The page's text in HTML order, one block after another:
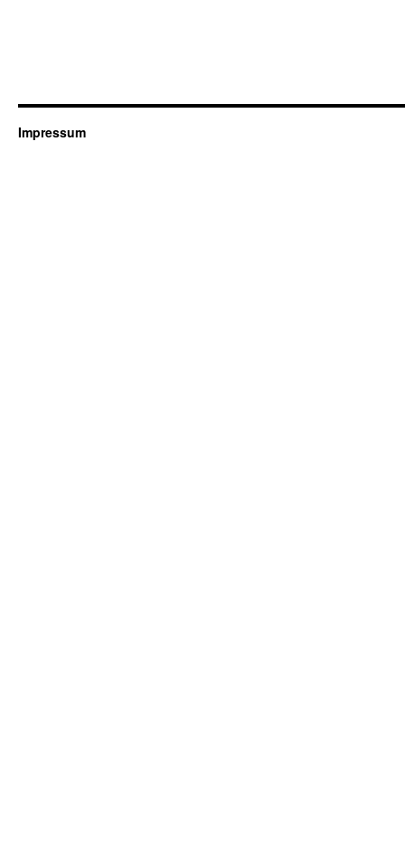
Impressum